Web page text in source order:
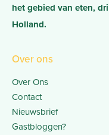
het gebied van eten,
Holland.
Over ons
Over Ons
Contact
Nieuwsbrief
Gastbloggen?